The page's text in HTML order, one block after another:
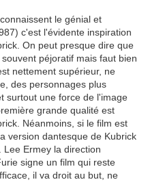
le génial et
c'est l'évidente inspiration
On peut presque dire que
péjoratif mais faut bien
nettement supérieur, ne
des personnages plus
surtout une force de l'image
grande qualité est
Néanmoins, si le film est
version dantesque de Kubrick
Ermey la direction
signe un film qui reste
il va droit au but, ne